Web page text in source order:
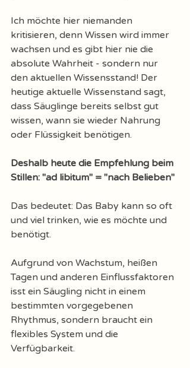
Ich möchte hier niemanden
kritisieren, denn Wissen wird immer
wachsen und es gibt hier nie die
absolute Wahrheit - sondern nur
den aktuellen Wissensstand! Der
heutige aktuelle Wissenstand sagt,
dass Säuglinge bereits selbst gut
wissen, wann sie wieder Nahrung
oder Flüssigkeit benötigen.
Deshalb heute die Empfehlung beim
Stillen: "ad libitum" = "nach Belieben"
Das bedeutet: Das Baby kann so oft
und viel trinken, wie es möchte und
benötigt.
Aufgrund von Wachstum, heißen
Tagen und anderen Einflussfaktoren
isst ein Säugling nicht in einem
bestimmten vorgegebenen
Rhythmus, sondern braucht ein
flexibles System und die
Verfügbarkeit.